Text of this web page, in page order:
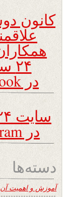
کانون
۲۴ ساعت
در Facebook
در Instagram
دسته‌ها
آموزش و اهمیت آن